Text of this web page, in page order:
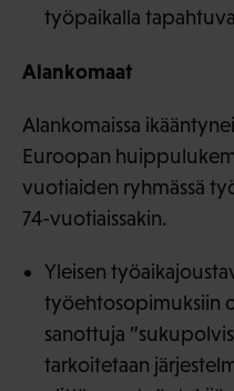
työpaikalla
Alankomaat
Alankomaissa
Euroopan
vuotiaiden ryhmässä
74-vuotiaissakin.
Yleisen
työehtosopimuksiin
sanottuja
tarkoitetaan